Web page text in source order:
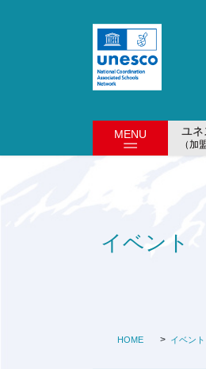
MENU ユ
（加
イベント
HOME イベント